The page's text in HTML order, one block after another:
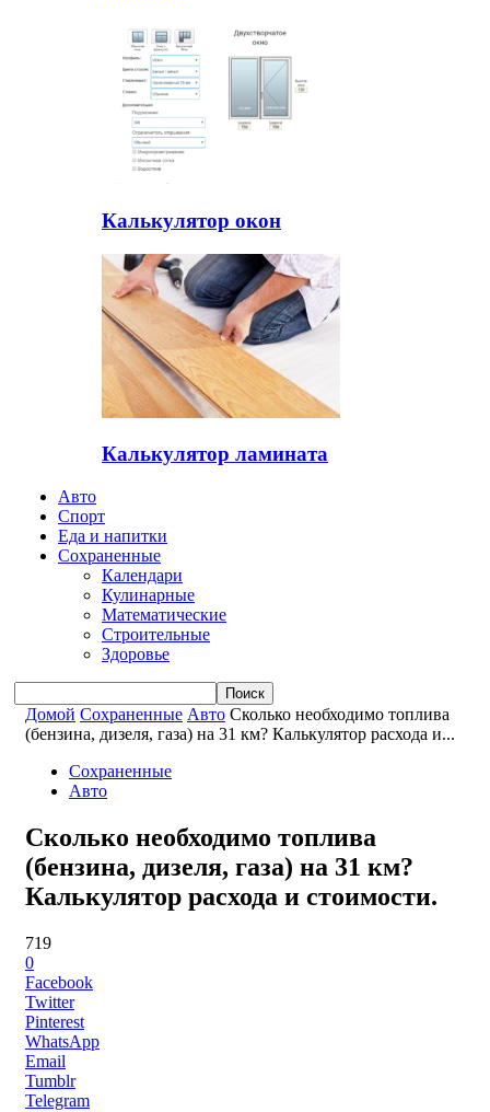
Калькулятор окон
Калькулятор ламината
Авто
Спорт
Еда и напитки
Сохраненные
Календари
Кулинарные
Математические
Строительные
Здоровье
Домой Сохраненные Авто Сколько необходимо топлива
(бензина, дизеля, газа) на 31 км? Калькулятор расхода и...
Сохраненные
Авто
Сколько необходимо топлива
(бензина, дизеля, газа) на 31 км?
Калькулятор расхода и стоимости.
719
0
Facebook
Twitter
Pinterest
WhatsApp
Email
Tumblr
Telegram